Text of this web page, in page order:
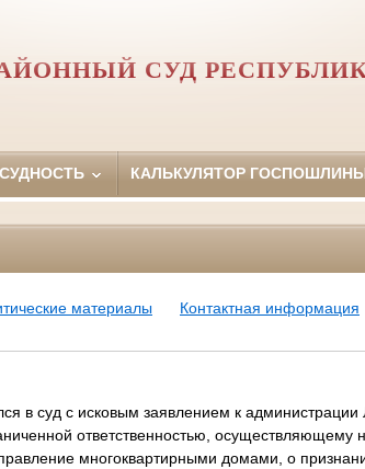
СУД
КАЛЬКУЛЯТОР
материалы
Контактная информация
в суд с исковым заявлением к администрации
ответственностью, осуществляющему
многоквартирными домами, о